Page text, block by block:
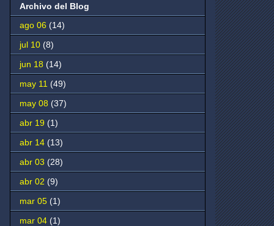
Archivo del Blog
ago 06 (14)
jul 10 (8)
jun 18 (14)
may 11 (49)
may 08 (37)
abr 19 (1)
abr 14 (13)
abr 03 (28)
abr 02 (9)
mar 05 (1)
mar 04 (1)